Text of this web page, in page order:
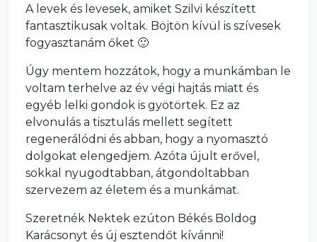
A levek és levesek, amiket Szilvi készített
fantasztikusak voltak. Böjtön kívül is szívesek
fogyasztanám őket 🙂
Úgy mentem hozzátok, hogy a munkámban le
voltam terhelve az év végi hajtás miatt és
egyéb lelki gondok is gyötörtek. Ez az
elvonulás a tisztulás mellett segített
regenerálódni és abban, hogy a nyomasztó
dolgokat elengedjem. Azóta újult erővel,
sokkal nyugodtabban, átgondoltabban
szervezem az életem és a munkámat.
Szeretnék Nektek ezúton Békés Boldog
Karácsonyt és új esztendőt kívánni!